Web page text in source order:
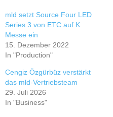
mld setzt Source Four LED
Series 3 von ETC auf K
Messe ein
15. Dezember 2022
In "Production"
Cengiz Özgürbüz verstärkt
das mld-Vertriebsteam
29. Juli 2026
In "Business"